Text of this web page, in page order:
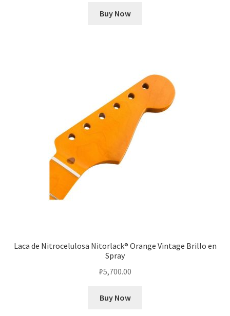
Buy Now
Laca de Nitrocelulosa Nitorlack® Orange Vintage Brillo en
Spray
₽5,700.00
Buy Now